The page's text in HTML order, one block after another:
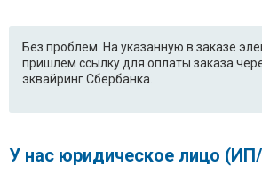
Без проблем. На указанную в заказе
пришлем ссылку для оплаты заказа
эквайринг Сбербанка.
У нас юридическое лицо